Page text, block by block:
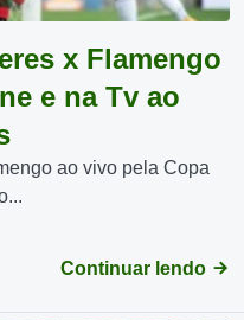
x Flamengo
e na Tv ao
ao vivo pela Copa
Continuar lendo